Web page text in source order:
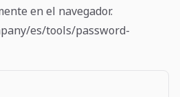
en el navegador.
es/tools/password-